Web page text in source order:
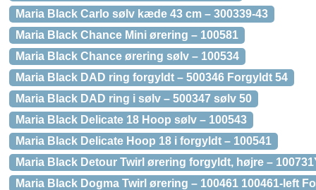
Maria Black Carlo sølv kæde 43 cm – 300339-43
Maria Black Chance Mini ørering – 100581
Maria Black Chance ørering sølv – 100534
Maria Black DAD ring forgyldt – 500346 Forgyldt 54
Maria Black DAD ring i sølv – 500347 sølv 50
Maria Black Delicate 18 Hoop sølv – 100543
Maria Black Delicate Hoop 18 i forgyldt – 100541
Maria Black Detour Twirl ørering forgyldt, højre –
Maria Black Dogma Twirl ørering – 100461 100461-left